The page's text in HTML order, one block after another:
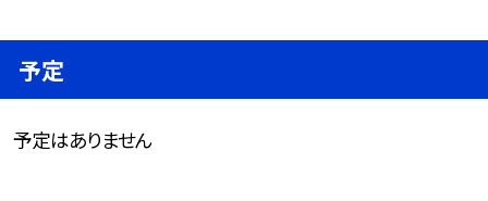
予定
予定はありません